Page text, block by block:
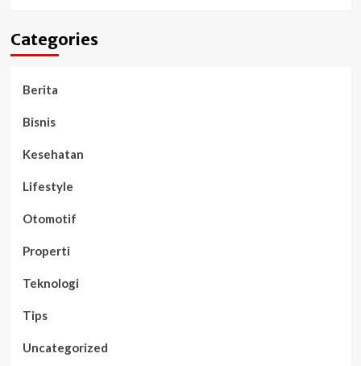
Categories
Berita
Bisnis
Kesehatan
Lifestyle
Otomotif
Properti
Teknologi
Tips
Uncategorized